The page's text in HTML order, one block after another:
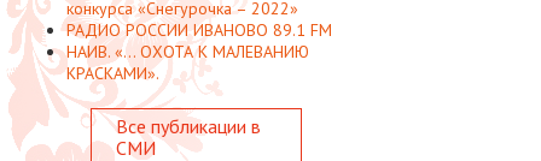
конкурса «Снегурочка – 2022»
РАДИО РОССИИ ИВАНОВО 89.1 FM
НАИВ. «... ОХОТА К МАЛЕВАНИЮ
КРАСКАМИ».
Все публикации в
СМИ